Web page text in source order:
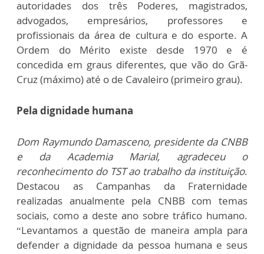
autoridades dos três Poderes, magistrados,
advogados, empresários, professores e
profissionais da área de cultura e do esporte. A
Ordem do Mérito existe desde 1970 e é
concedida em graus diferentes, que vão do Grã-
Cruz (máximo) até o de Cavaleiro (primeiro grau).
Pela dignidade humana
Dom Raymundo Damasceno, presidente da CNBB
e da Academia Marial, agradeceu o
reconhecimento do TST ao trabalho da instituição.
Destacou as Campanhas da Fraternidade
realizadas anualmente pela CNBB com temas
sociais, como a deste ano sobre tráfico humano.
“Levantamos a questão de maneira ampla para
defender a dignidade da pessoa humana e seus